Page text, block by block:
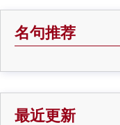
名句推荐
最近更新